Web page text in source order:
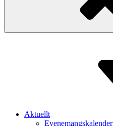
Aktuellt
Evenemangskalender